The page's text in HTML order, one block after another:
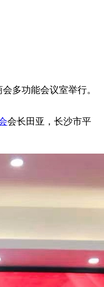
多功能会议室举行。
会长田亚，长沙市平